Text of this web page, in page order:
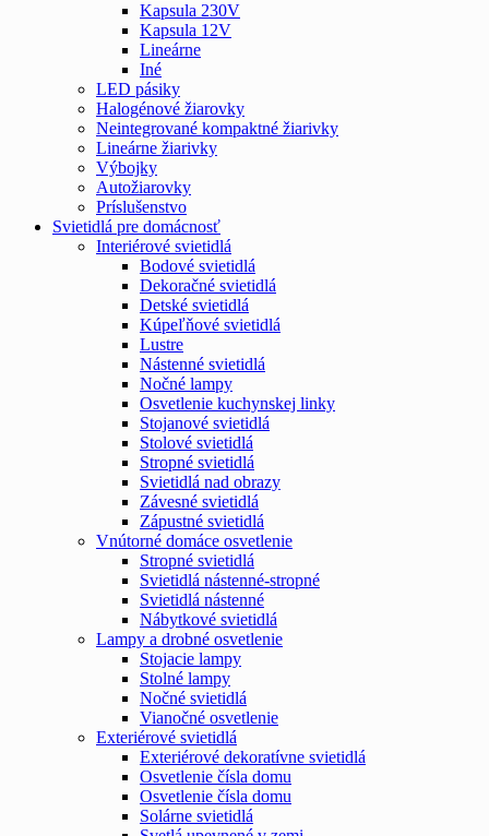
Kapsula 230V
Kapsula 12V
Lineárne
Iné
LED pásiky
Halogénové žiarovky
Neintegrované kompaktné žiarivky
Lineárne žiarivky
Výbojky
Autožiarovky
Príslušenstvo
Svietidlá pre domácnosť
Interiérové svietidlá
Bodové svietidlá
Dekoračné svietidlá
Detské svietidlá
Kúpeľňové svietidlá
Lustre
Nástenné svietidlá
Nočné lampy
Osvetlenie kuchynskej linky
Stojanové svietidlá
Stolové svietidlá
Stropné svietidlá
Svietidlá nad obrazy
Závesné svietidlá
Zápustné svietidlá
Vnútorné domáce osvetlenie
Stropné svietidlá
Svietidlá nástenné-stropné
Svietidlá nástenné
Nábytkové svietidlá
Lampy a drobné osvetlenie
Stojacie lampy
Stolné lampy
Nočné svietidlá
Vianočné osvetlenie
Exteriérové svietidlá
Exteriérové dekoratívne svietidlá
Osvetlenie čísla domu
Osvetlenie čísla domu
Solárne svietidlá